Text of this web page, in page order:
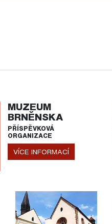
MUZEUM
BRNĚNSKA
PŘÍSPĚVKOVÁ
ORGANIZACE
VÍCE INFORMACÍ